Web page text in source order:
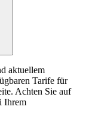
aktuellem
Tarife für
Achten Sie auf
Ihrem